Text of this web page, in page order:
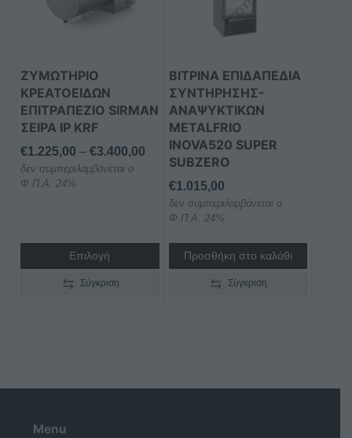
ΖΥΜΩΤΗΡΙΟ
ΚΡΕΑΤΟΕΙΔΩΝ
ΕΠΙΤΡΑΠΕΖΙΟ SIRMAN
ΣΕΙΡΑ IP KRF
€1.225,00 – €3.400,00 Price
range:
€1.225,00
through
€3.400,00
δεν συμπεριλαμβάνεται ο
Φ.Π.Α. 24%
Επιλογή
μπορούν
να
επιλεγούν
στη
σελίδα
του
προϊόντος
Σύγκριση
ΒΙΤΡΙΝΑ ΕΠΙΔΑΠΕΔΙΑ
ΣΥΝΤΗΡΗΣΗΣ-
ΑΝΑΨΥΚΤΙΚΩΝ
METALFRIO
INOVA520 SUPER
SUBZERO
€1.015,00
δεν συμπεριλαμβάνεται ο
Φ.Π.Α. 24%
Προσθήκη στο καλάθι
Σύγκριση
Menu